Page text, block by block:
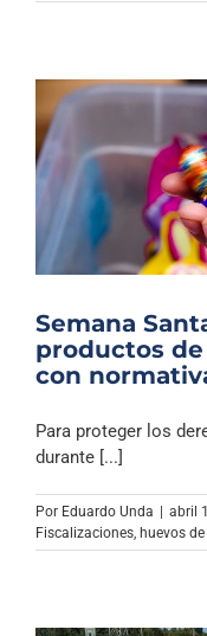
Semana
productos
con
Para proteger los
durante [...]
Por Eduardo Unda | abril
Fiscalizaciones huevos